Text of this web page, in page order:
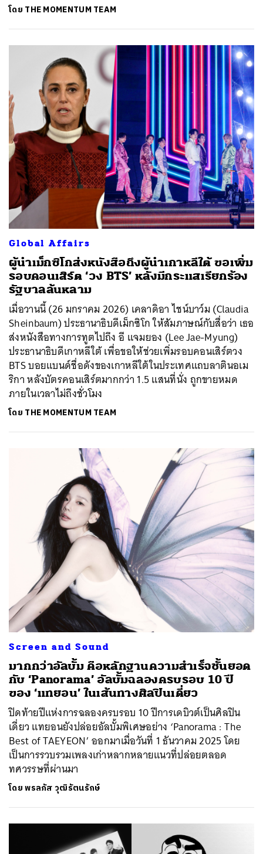
โดย THE MOMENTUM TEAM
Global Affairs
ผู้นำเม็กซิโกส่งหนังสือถึงผู้นำเกาหลีใต้ ขอเพิ่ม
รอบคอนเสิร์ต ‘วง BTS’ หลังมีกระแสเรียกร้อง
รัฐบาลล้นหลาม
เมื่อวานนี้ (26 มกราคม 2026) เคลาดิอา ไชน์บาว์ม (Claudia
Sheinbaum) ประธานาธิบดีเม็กซิโก ให้สัมภาษณ์กับสื่อว่า เธอ
ส่งหนังสือทางการทูตไปถึง อี แจมยอง (Lee Jae-Myung)
ประธานาธิบดีเกาหลีใต้ เพื่อขอให้ช่วยเพิ่มรอบคอนเสิร์ตวง
BTS บอยแบนด์ชื่อดังของเกาหลีใต้ในประเทศแถบลาตินอเม
ริกา หลังบัตรคอนเสิร์ตมากกว่า 1.5 แสนที่นั่ง ถูกขายหมด
ภายในเวลาไม่ถึงชั่วโมง
โดย THE MOMENTUM TEAM
Screen and Sound
มากกว่าอัลบั้ม คือหลักฐานความสำเร็จชั้นยอด
กับ ‘Panorama’ อัลบั้มฉลองครบรอบ 10 ปี
ของ ‘แทยอน’ ในเส้นทางศิลปินเดี่ยว
ปิดท้ายปีแห่งการฉลองครบรอบ 10 ปีการเดบิวต์เป็นศิลปิน
เดี่ยว แทยอนยังปล่อยอัลบั้มพิเศษอย่าง ‘Panorama : The
Best of TAEYEON’ ออกมาเมื่อวันที่ 1 ธันวาคม 2025 โดย
เป็นการรวบรวมเพลงเก่าหลากหลายแนวที่ปล่อยตลอด
ทศวรรษที่ผ่านมา
โดยพรลภัส วุฒิรัตนรักษ์